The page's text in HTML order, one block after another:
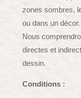
zones sombres,
ou dans un décor.
Nous
directes et
dessin.
Conditions :